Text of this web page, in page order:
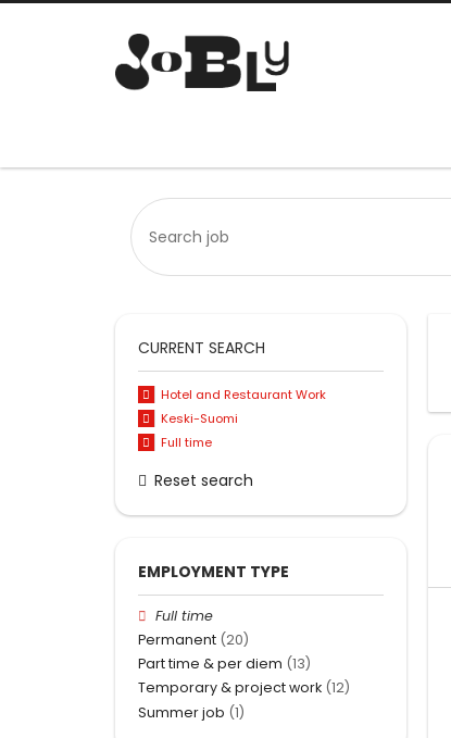
CURRENT SEARCH
Hotel and Restaurant Work
Keski-Suomi
Full time
Reset search
EMPLOYMENT TYPE
Full time
Permanent (20)
Part time & per diem (13)
Temporary & project work (12)
Summer job (1)